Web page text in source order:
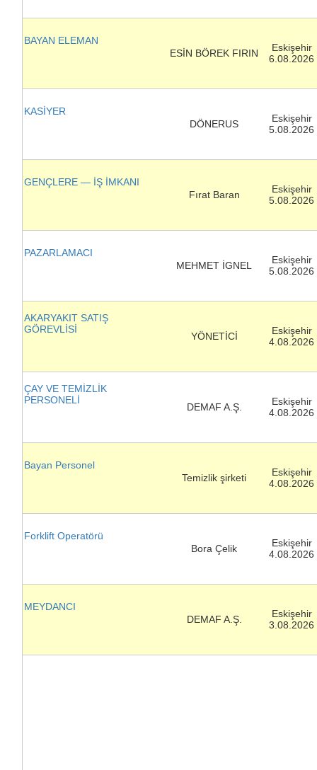
BAYAN ELEMAN
ESİN BÖREK FIRIN
Eskişehir
6.08.2026
KASİYER
DÖNERUS
Eskişehir
5.08.2026
GENÇLERE — İŞ İMKANI
Fırat Baran
Eskişehir
5.08.2026
PAZARLAMACI
MEHMET İGNEL
Eskişehir
5.08.2026
AKARYAKIT SATIŞ
GÖREVLİSİ
YÖNETİCİ
Eskişehir
4.08.2026
ÇAY VE TEMİZLİK
PERSONELİ
DEMAF A.Ş.
Eskişehir
4.08.2026
Bayan Personel
Temizlik şirketi
Eskişehir
4.08.2026
Forklift Operatörü
Bora Çelik
Eskişehir
4.08.2026
MEYDANCI
DEMAF A.Ş.
Eskişehir
3.08.2026